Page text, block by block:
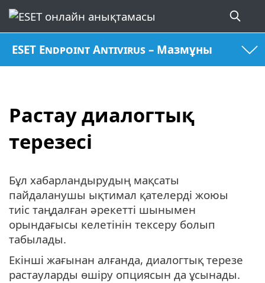
ESET Endpoint Antivirus – Мазмұны
Растау диалогтық
терезесі
Бұл хабарландырудың мақсаты
пайдаланушы ықтимал қателерді жоюы
тиіс таңдалған әрекетті шынымен
орындағысы келетінін тексеру болып
табылады.
Екінші жағынан алғанда, диалогтық терезе
растауларды өшіру опциясын да ұсынады.